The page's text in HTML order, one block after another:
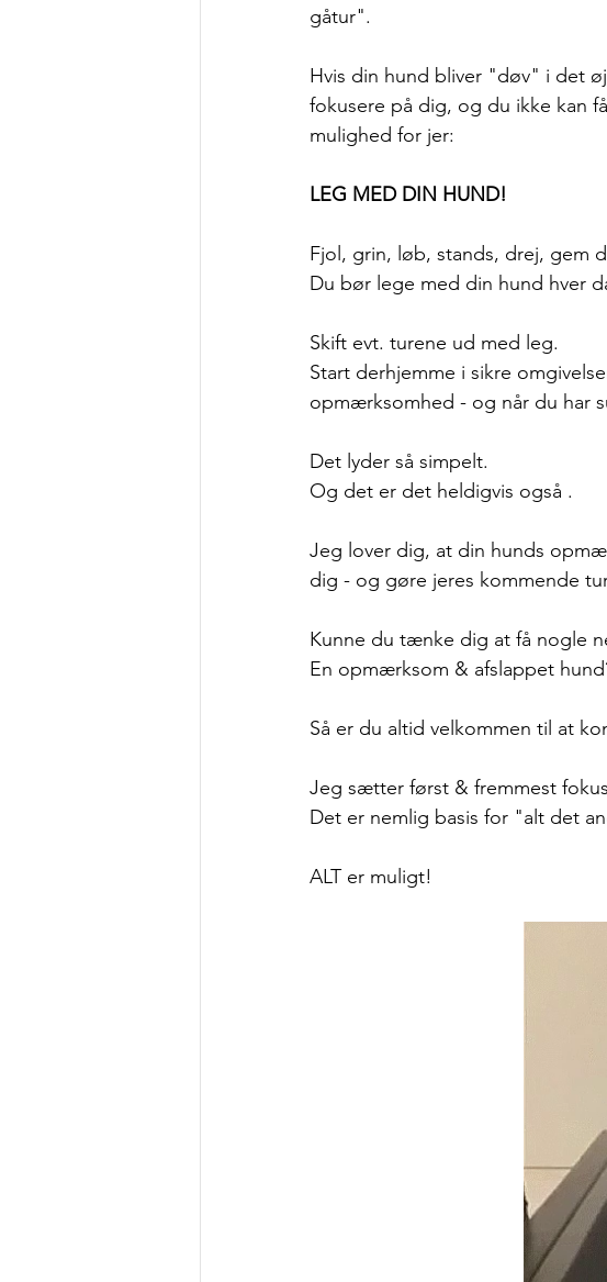
gåtur".
Hvis din hund bliver "døv" i det
fokusere på dig, og du ikke kan
mulighed for jer:
LEG MED DIN HUND!
Fjol, grin, løb, stands, drej, gem
Du bør lege med din hund hver
Skift evt. turene ud med leg.
Start derhjemme i sikre
opmærksomhed - og når du har
Det lyder så simpelt.
Og det er det heldigvis også .
Jeg lover dig, at din hunds
dig - og gøre jeres kommende
Kunne du tænke dig at få nogle
En opmærksom & afslappet
Så er du altid velkommen til at
Jeg sætter først & fremmest
Det er nemlig basis for "alt det
ALT er muligt!